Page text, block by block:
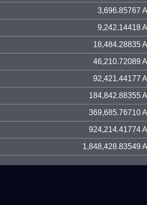
3,696.85767
9,242.14418
18,484.28835
46,210.72089
92,421.44177
184,842.88355
369,685.76710
924,214.41774
1,848,428.83549